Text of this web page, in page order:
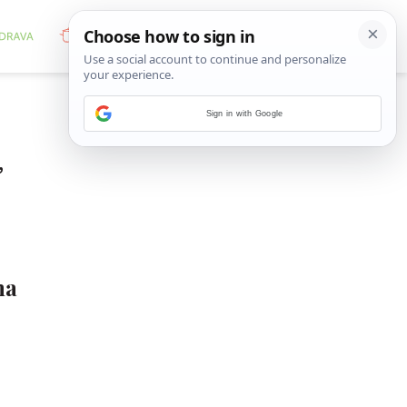
Sign in with Google